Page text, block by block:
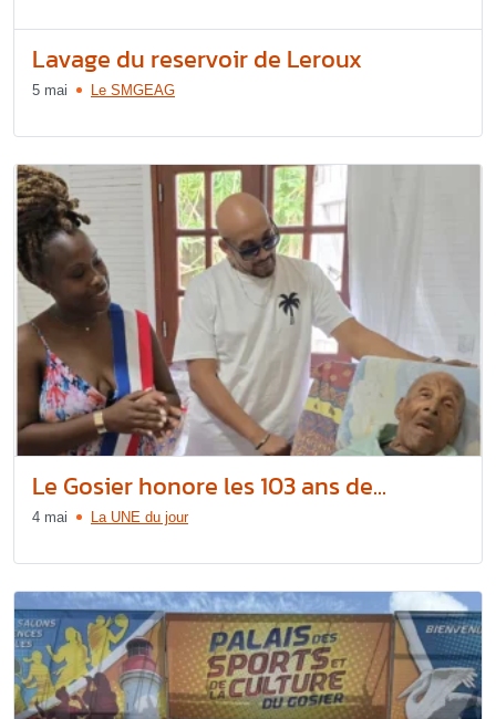
Lavage du reservoir de Leroux
5 mai Le SMGEAG
Le Gosier honore les 103 ans de...
4 mai La UNE du jour